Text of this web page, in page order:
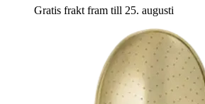
Gratis frakt fram till 25. augusti